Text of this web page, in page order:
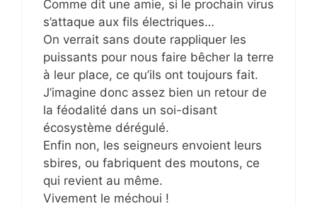
Comme dit une amie, si le prochain virus
s’attaque aux fils électriques…
On verrait sans doute rappliquer les
puissants pour nous faire bêcher la terre
à leur place, ce qu’ils ont toujours fait.
J’imagine donc assez bien un retour de
la féodalité dans un soi-disant
écosystème dérégulé.
Enfin non, les seigneurs envoient leurs
sbires, ou fabriquent des moutons, ce
qui revient au même.
Vivement le méchoui !